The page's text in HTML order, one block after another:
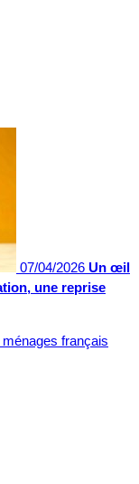
07/04/2026 Un œil
une reprise
ménages français